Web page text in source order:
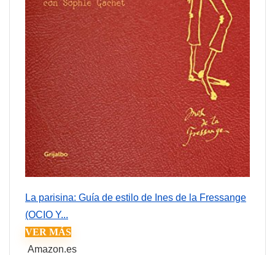
La parisina: Guía de estilo de Ines de la Fressange
(OCIO Y...
VER MÁS
Amazon.es